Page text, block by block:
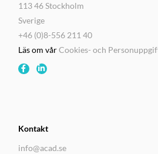
113 46 Stockholm
Sverige
+46 (0)8-556 211 40
Läs om vårCookies- och
Kontakt
info@acad.se